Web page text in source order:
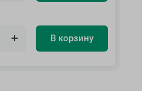
В корзину